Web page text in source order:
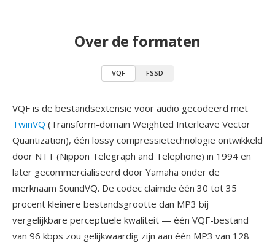
Over de formaten
VQF FSSD
VQF is de bestandsextensie voor audio gecodeerd met
TwinVQ (Transform-domain Weighted Interleave Vector
Quantization), één lossy compressietechnologie ontwikkeld
door NTT (Nippon Telegraph and Telephone) in 1994 en
later gecommercialiseerd door Yamaha onder de
merknaam SoundVQ. De codec claimde één 30 tot 35
procent kleinere bestandsgrootte dan MP3 bij
vergelijkbare perceptuele kwaliteit — één VQF-bestand
van 96 kbps zou gelijkwaardig zijn aan één MP3 van 128